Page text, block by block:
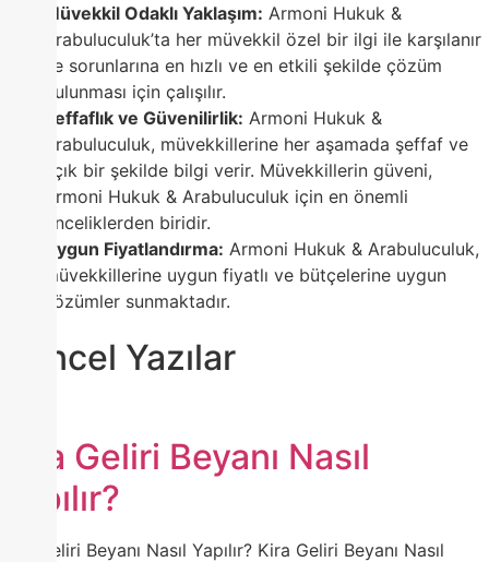
Müvekkil Odaklı Yaklaşım: Armoni Hukuk &
Arabuluculuk’ta her müvekkil özel bir ilgi ile karşılanır
ve sorunlarına en hızlı ve en etkili şekilde çözüm
bulunması için çalışılır.
Şeffaflık ve Güvenilirlik: Armoni Hukuk &
Arabuluculuk, müvekkillerine her aşamada şeffaf ve
açık bir şekilde bilgi verir. Müvekkillerin güveni,
Armoni Hukuk & Arabuluculuk için en önemli
önceliklerden biridir.
Uygun Fiyatlandırma: Armoni Hukuk & Arabuluculuk,
müvekkillerine uygun fiyatlı ve bütçelerine uygun
çözümler sunmaktadır.
Güncel Yazılar
Kira Geliri Beyanı Nasıl
Yapılır?
Kira Geliri Beyanı Nasıl Yapılır? Kira Geliri Beyanı Nasıl